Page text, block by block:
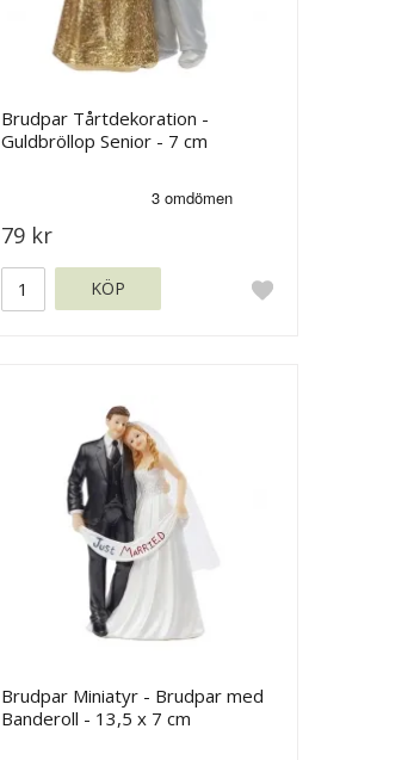
Brudpar Tårtdekoration -
Guldbröllop Senior - 7 cm
79 kr
KÖP
Brudpar Miniatyr - Brudpar med
Banderoll - 13,5 x 7 cm